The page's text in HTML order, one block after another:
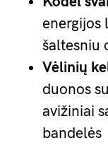
energijos
šaltesniu
Vėlinių
duonos
avižiniai
bandelės